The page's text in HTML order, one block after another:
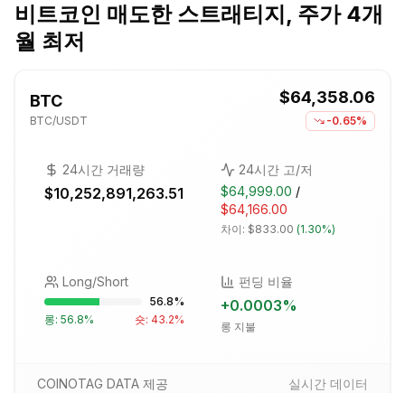
비트코인 매도한 스트래티지, 주가 4개
월 최저
BTC
BTC/USDT
$64,358.06
-0.65%
24시간 거래량
$10,252,891,263.51
24시간 고/저
$64,999.00 /
$64,166.00
차이: $833.00 (1.30%)
Long/Short
56.8%
롱: 56.8% 숏: 43.2%
펀딩 비율
+0.0003%
롱 지불
COINOTAG DATA 제공 실시간 데이터